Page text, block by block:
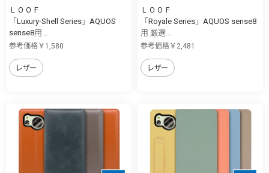
ＬＯＯＦ
「Luxury-Shell Series」AQUOS
sense8用...
参考価格￥1,580
レザー
ＬＯＯＦ
「Royale Series」AQUOS sense8
用 厳選...
参考価格￥2,481
レザー